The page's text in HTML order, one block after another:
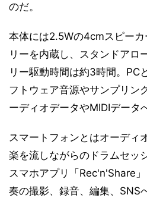
のだ。
本体には2.5Wの4cmスピー
リーを内蔵し、スタンドアロ
リー駆動時間は約3時間。PC
フトウェア音源やサンプリン
ーディオデータやMIDIデータ
スマートフォンとはオーディ
楽を流しながらのドラムセッ
スマホアプリ「Rec'n'Share
奏の撮影、録音、編集、SNS